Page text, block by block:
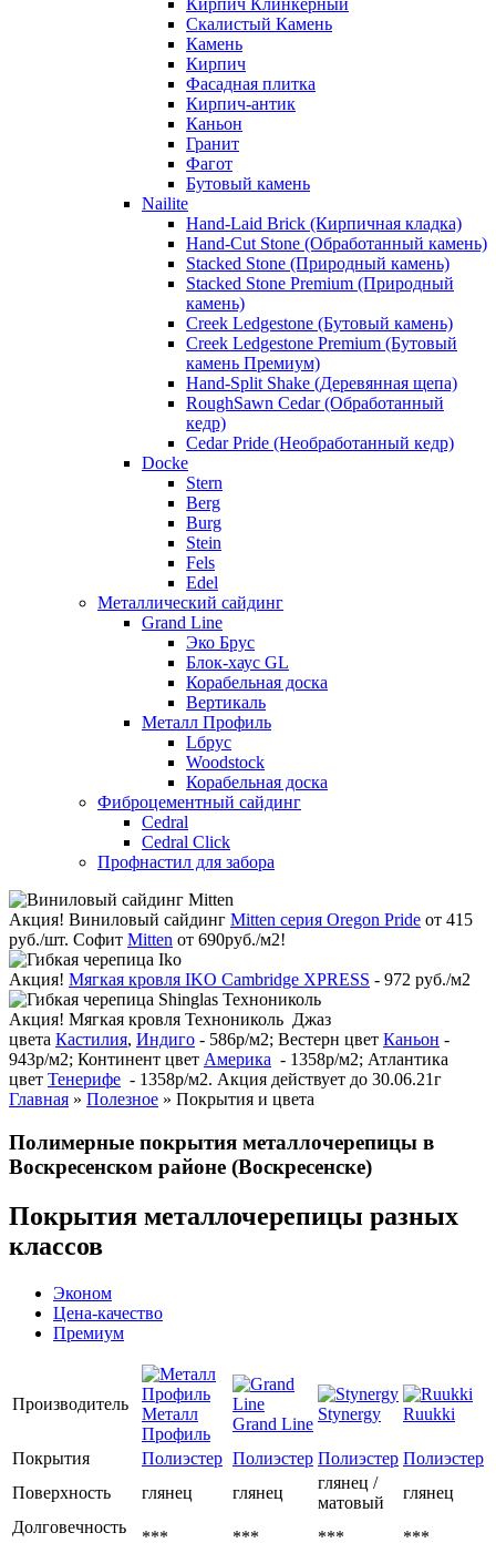
Кирпич Клинкерный
Скалистый Камень
Камень
Кирпич
Фасадная плитка
Кирпич-антик
Каньон
Гранит
Фагот
Бутовый камень
Nailite
Hand-Laid Brick (Кирпичная кладка)
Hand-Cut Stone (Обработанный камень)
Stacked Stone (Природный камень)
Stacked Stone Premium (Природный
камень)
Creek Ledgestone (Бутовый камень)
Creek Ledgestone Premium (Бутовый
камень Премиум)
Hand-Split Shake (Деревянная щепа)
RoughSawn Cedar (Обработанный
кедр)
Cedar Pride (Необработанный кедр)
Docke
Stern
Berg
Burg
Stein
Fels
Edel
Металлический сайдинг
Grand Line
Эко Брус
Блок-хаус GL
Корабельная доска
Вертикаль
Металл Профиль
Lбрус
Woodstock
Корабельная доска
Фиброцементный сайдинг
Cedral
Cedral Click
Профнастил для забора
Акция! Виниловый сайдинг Mitten серия Oregon Pride от 415
руб./шт. Софит Mitten от 690руб./м2!
Акция! Мягкая кровля IKO Cambridge XPRESS - 972 руб./м2
Акция! Мягкая кровля Технониколь Джаз
цвета Кастилия, Индиго - 586р/м2; Вестерн цвет Каньон -
943р/м2; Континент цвет Америка - 1358р/м2; Атлантика
цвет Тенерифе - 1358р/м2. Акция действует до 30.06.21г
Главная » Полезное » Покрытия и цвета
Полимерные покрытия металлочерепицы в
Воскресенском районе (Воскресенске)
Покрытия металлочерепицы разных
классов
Эконом
Цена-качество
Премиум
Производитель
Металл
Профиль
Grand Line
Stynergy Ruukki
Покрытия Полиэстер Полиэстер Полиэстер Полиэстер
Поверхность
глянец глянец
глянец /
матовый
глянец
Долговечность
*** *** *** ***